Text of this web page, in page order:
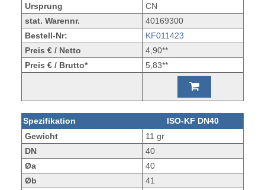
Ursprung
CN
stat. Warennr.
40169300
Bestell-Nr:
KF011423
Preis € / Netto
4,90**
Preis € / Brutto*
5,83**
Spezifikation
ISO-KF DN40
Gewicht
11 gr
DN
40
Øa
40
Øb
41